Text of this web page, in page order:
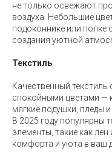
не только освежают
воздуха. Небольшие
подоконнике или полке
создания уютной
Текстиль
Качественный текстиль
спокойными цветами —
мягкие подушки, пледы
В 2025 году популярны
элементы, такие как
комфорта и уюта в ваш